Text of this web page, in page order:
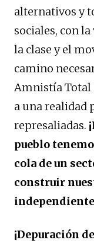
alternativos y
sociales, con
la clase y el
camino
Amnistía Total
a una realidad
represaliadas.
pueblo
cola de un
construir
¡Depuración